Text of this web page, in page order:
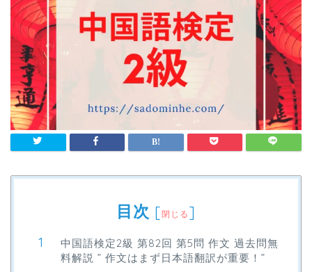
目次 [ 閉じる ]
中国語検定2級 第82回 第5問 作文 過去問無
料解説 ” 作文はまず日本語翻訳が重要！”